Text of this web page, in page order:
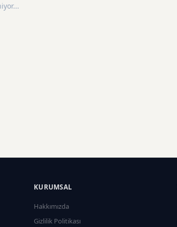
KURUMSAL
Hakkımızda
Gizlilik Politikası